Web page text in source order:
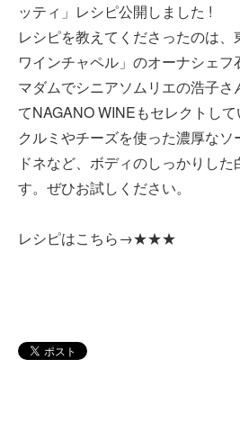
ッティ」レシピ公開しました !
レシピを教えてくださったのは、
ワインチャペル」のオーナシェフ
マダムでシニアソムリエの浩子
てNAGANO WINEもセレクトして
クルミやチーズを使った濃厚な
ドネなど、ボディのしっかりし
す。ぜひお試しください。
レシピはこちら→★★★